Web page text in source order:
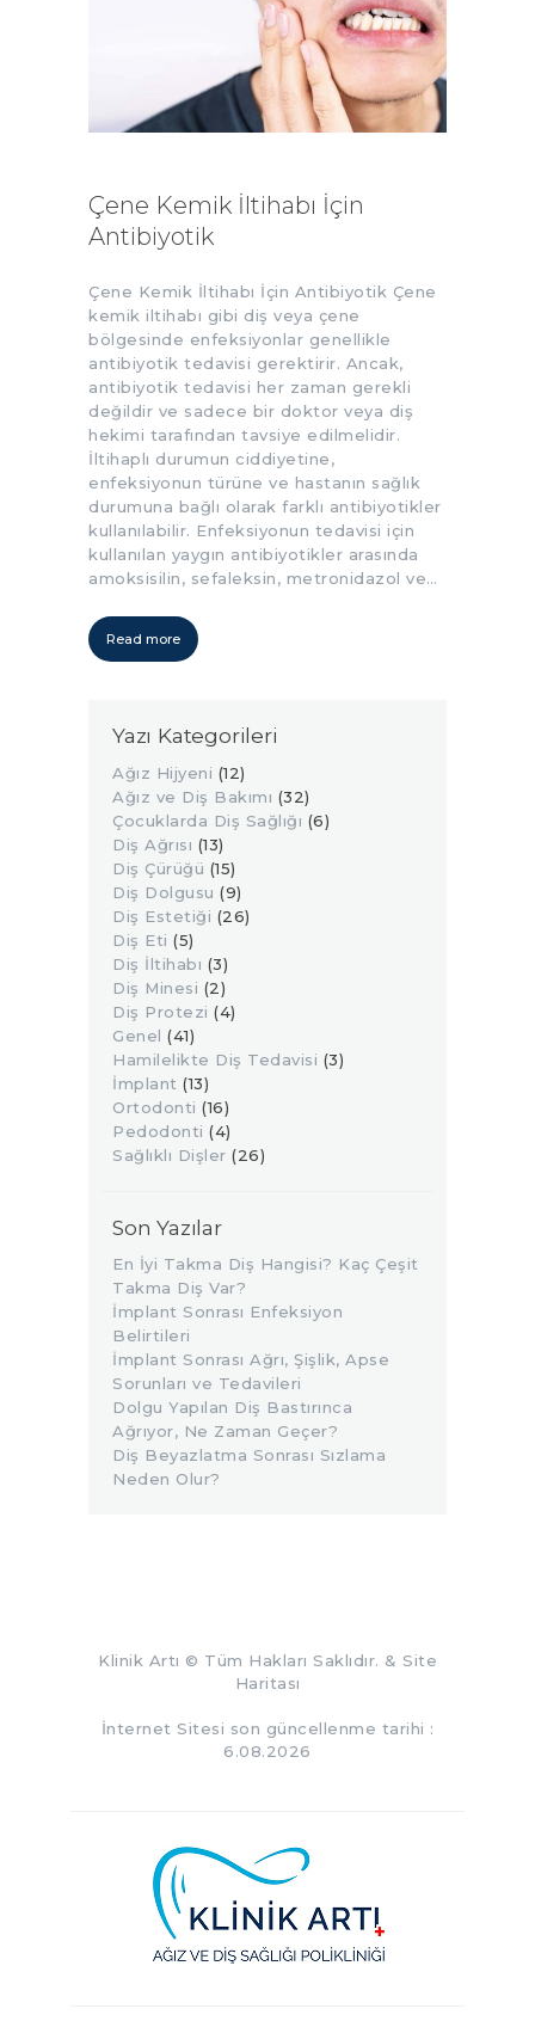
Çene Kemik İltihabı İçin
Antibiyotik
Çene Kemik İltihabı İçin Antibiyotik Çene
kemik iltihabı gibi diş veya çene
bölgesinde enfeksiyonlar genellikle
antibiyotik tedavisi gerektirir. Ancak,
antibiyotik tedavisi her zaman gerekli
değildir ve sadece bir doktor veya diş
hekimi tarafından tavsiye edilmelidir.
İltihaplı durumun ciddiyetine,
enfeksiyonun türüne ve hastanın sağlık
durumuna bağlı olarak farklı antibiyotikler
kullanılabilir. Enfeksiyonun tedavisi için
kullanılan yaygın antibiyotikler arasında
amoksisilin, sefaleksin, metronidazol ve…
Read more
Yazı Kategorileri
Ağız Hijyeni (12)
Ağız ve Diş Bakımı (32)
Çocuklarda Diş Sağlığı (6)
Diş Ağrısı (13)
Diş Çürüğü (15)
Diş Dolgusu (9)
Diş Estetiği (26)
Diş Eti (5)
Diş İltihabı (3)
Diş Minesi (2)
Diş Protezi (4)
Genel (41)
Hamilelikte Diş Tedavisi (3)
İmplant (13)
Ortodonti (16)
Pedodonti (4)
Sağlıklı Dişler (26)
Son Yazılar
En İyi Takma Diş Hangisi? Kaç Çeşit
Takma Diş Var?
İmplant Sonrası Enfeksiyon
Belirtileri
İmplant Sonrası Ağrı, Şişlik, Apse
Sorunları ve Tedavileri
Dolgu Yapılan Diş Bastırınca
Ağrıyor, Ne Zaman Geçer?
Diş Beyazlatma Sonrası Sızlama
Neden Olur?
Klinik Artı © Tüm Hakları Saklıdır. & Site
Haritası
İnternet Sitesi son güncellenme tarihi :
6.08.2026